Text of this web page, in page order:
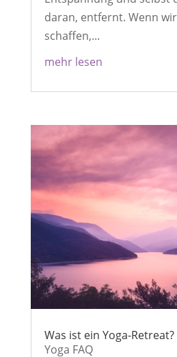
daran, entfernt. Wenn
schaffen,...
mehr lesen
Was ist ein Yoga-Retreat?
Yoga FAQ